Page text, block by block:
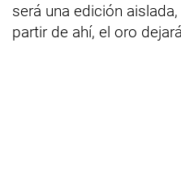
será una edición
partir de ahí, el oro